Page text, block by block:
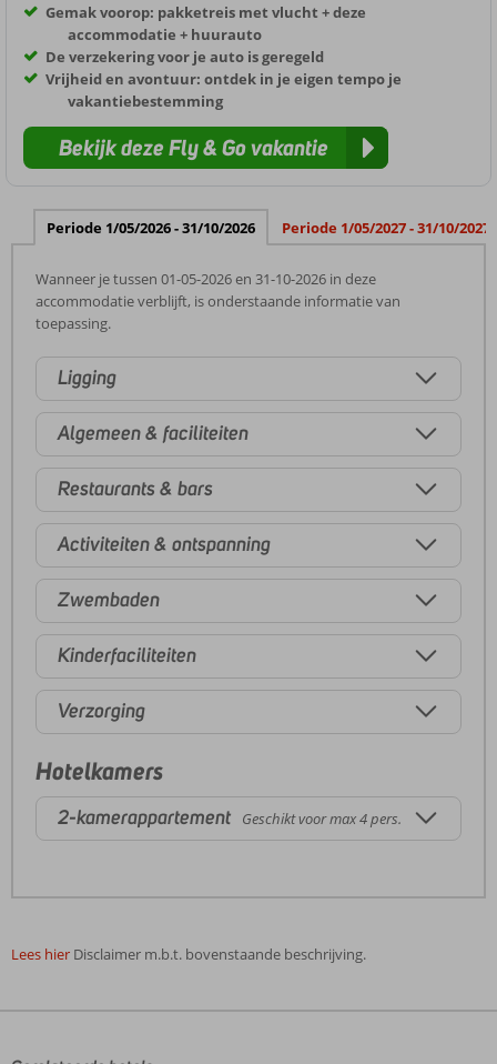
Gemak voorop: pakketreis met vlucht + deze
accommodatie + huurauto
De verzekering voor je auto is geregeld
Vrijheid en avontuur: ontdek in je eigen tempo je
vakantiebestemming
Bekijk deze Fly & Go vakantie
Periode 1/05/2026 - 31/10/2026 Periode 1/05/2027 - 31/10/2027
Wanneer je tussen 01-05-2026 en 31-10-2026 in deze
accommodatie verblijft, is onderstaande informatie van
toepassing.
Ligging
Algemeen & faciliteiten
Restaurants & bars
Activiteiten & ontspanning
Zwembaden
Kinderfaciliteiten
Verzorging
Hotelkamers
2-kamerappartement Geschikt voor max 4 pers.
Lees hier Disclaimer m.b.t. bovenstaande beschrijving.